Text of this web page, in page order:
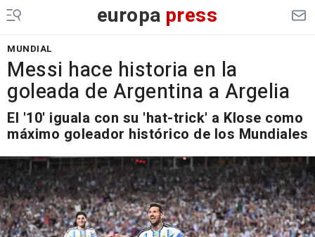
europa press
MUNDIAL
Messi hace historia en la
goleada de Argentina a Argelia
El '10' iguala con su 'hat-trick' a Klose como
máximo goleador histórico de los Mundiales